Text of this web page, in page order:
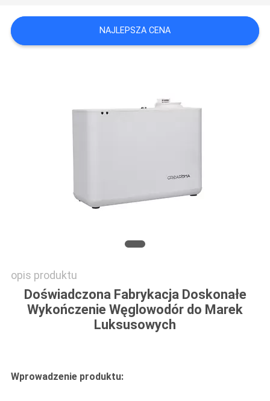
AKTUALNOŚCI
PRYWATNOŚCI
NAJLEPSZA CENA
opis produktu
Doświadczona Fabrykacja Doskonałe
Wykończenie Węglowodór do Marek
Luksusowych
Wprowadzenie produktu: